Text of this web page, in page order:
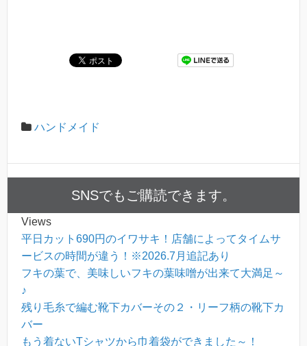
ハンドメイド
SNSでもご購読できます。
Views
平日カット690円のイワサキ！店舗によってタイムサ
ービスの時間が違う！※2026.7月追記あり
フキの葉で、美味しいフキの葉味噌が出来て大満足～
♪
残り毛糸で編む靴下カバーその２・リーフ柄の靴下カ
バー
もう着ないTシャツから巾着袋ができました～！